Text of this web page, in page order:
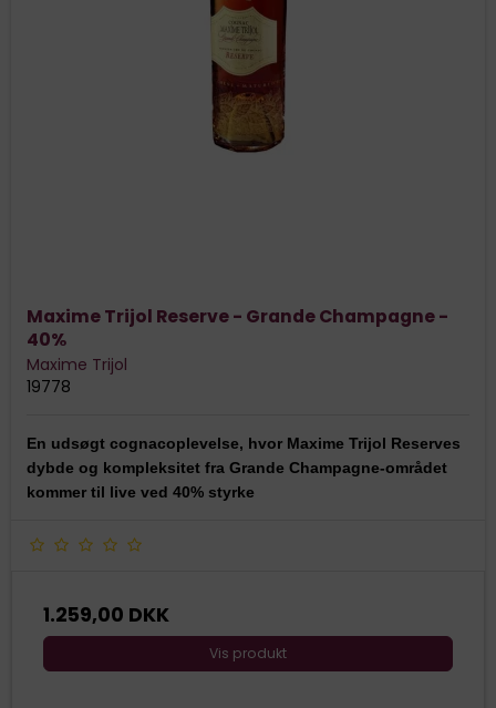
Maxime Trijol Reserve - Grande Champagne -
40%
Maxime Trijol
19778
En udsøgt cognacoplevelse, hvor Maxime Trijol Reserves
dybde og kompleksitet fra Grande Champagne-området
kommer til live ved 40% styrke
1.259,00 DKK
Vis produkt